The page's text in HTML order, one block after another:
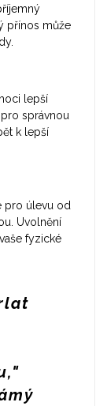
přínos může
lepší
správnou
k lepší
pro úlevu od
Uvolnění
fyzické